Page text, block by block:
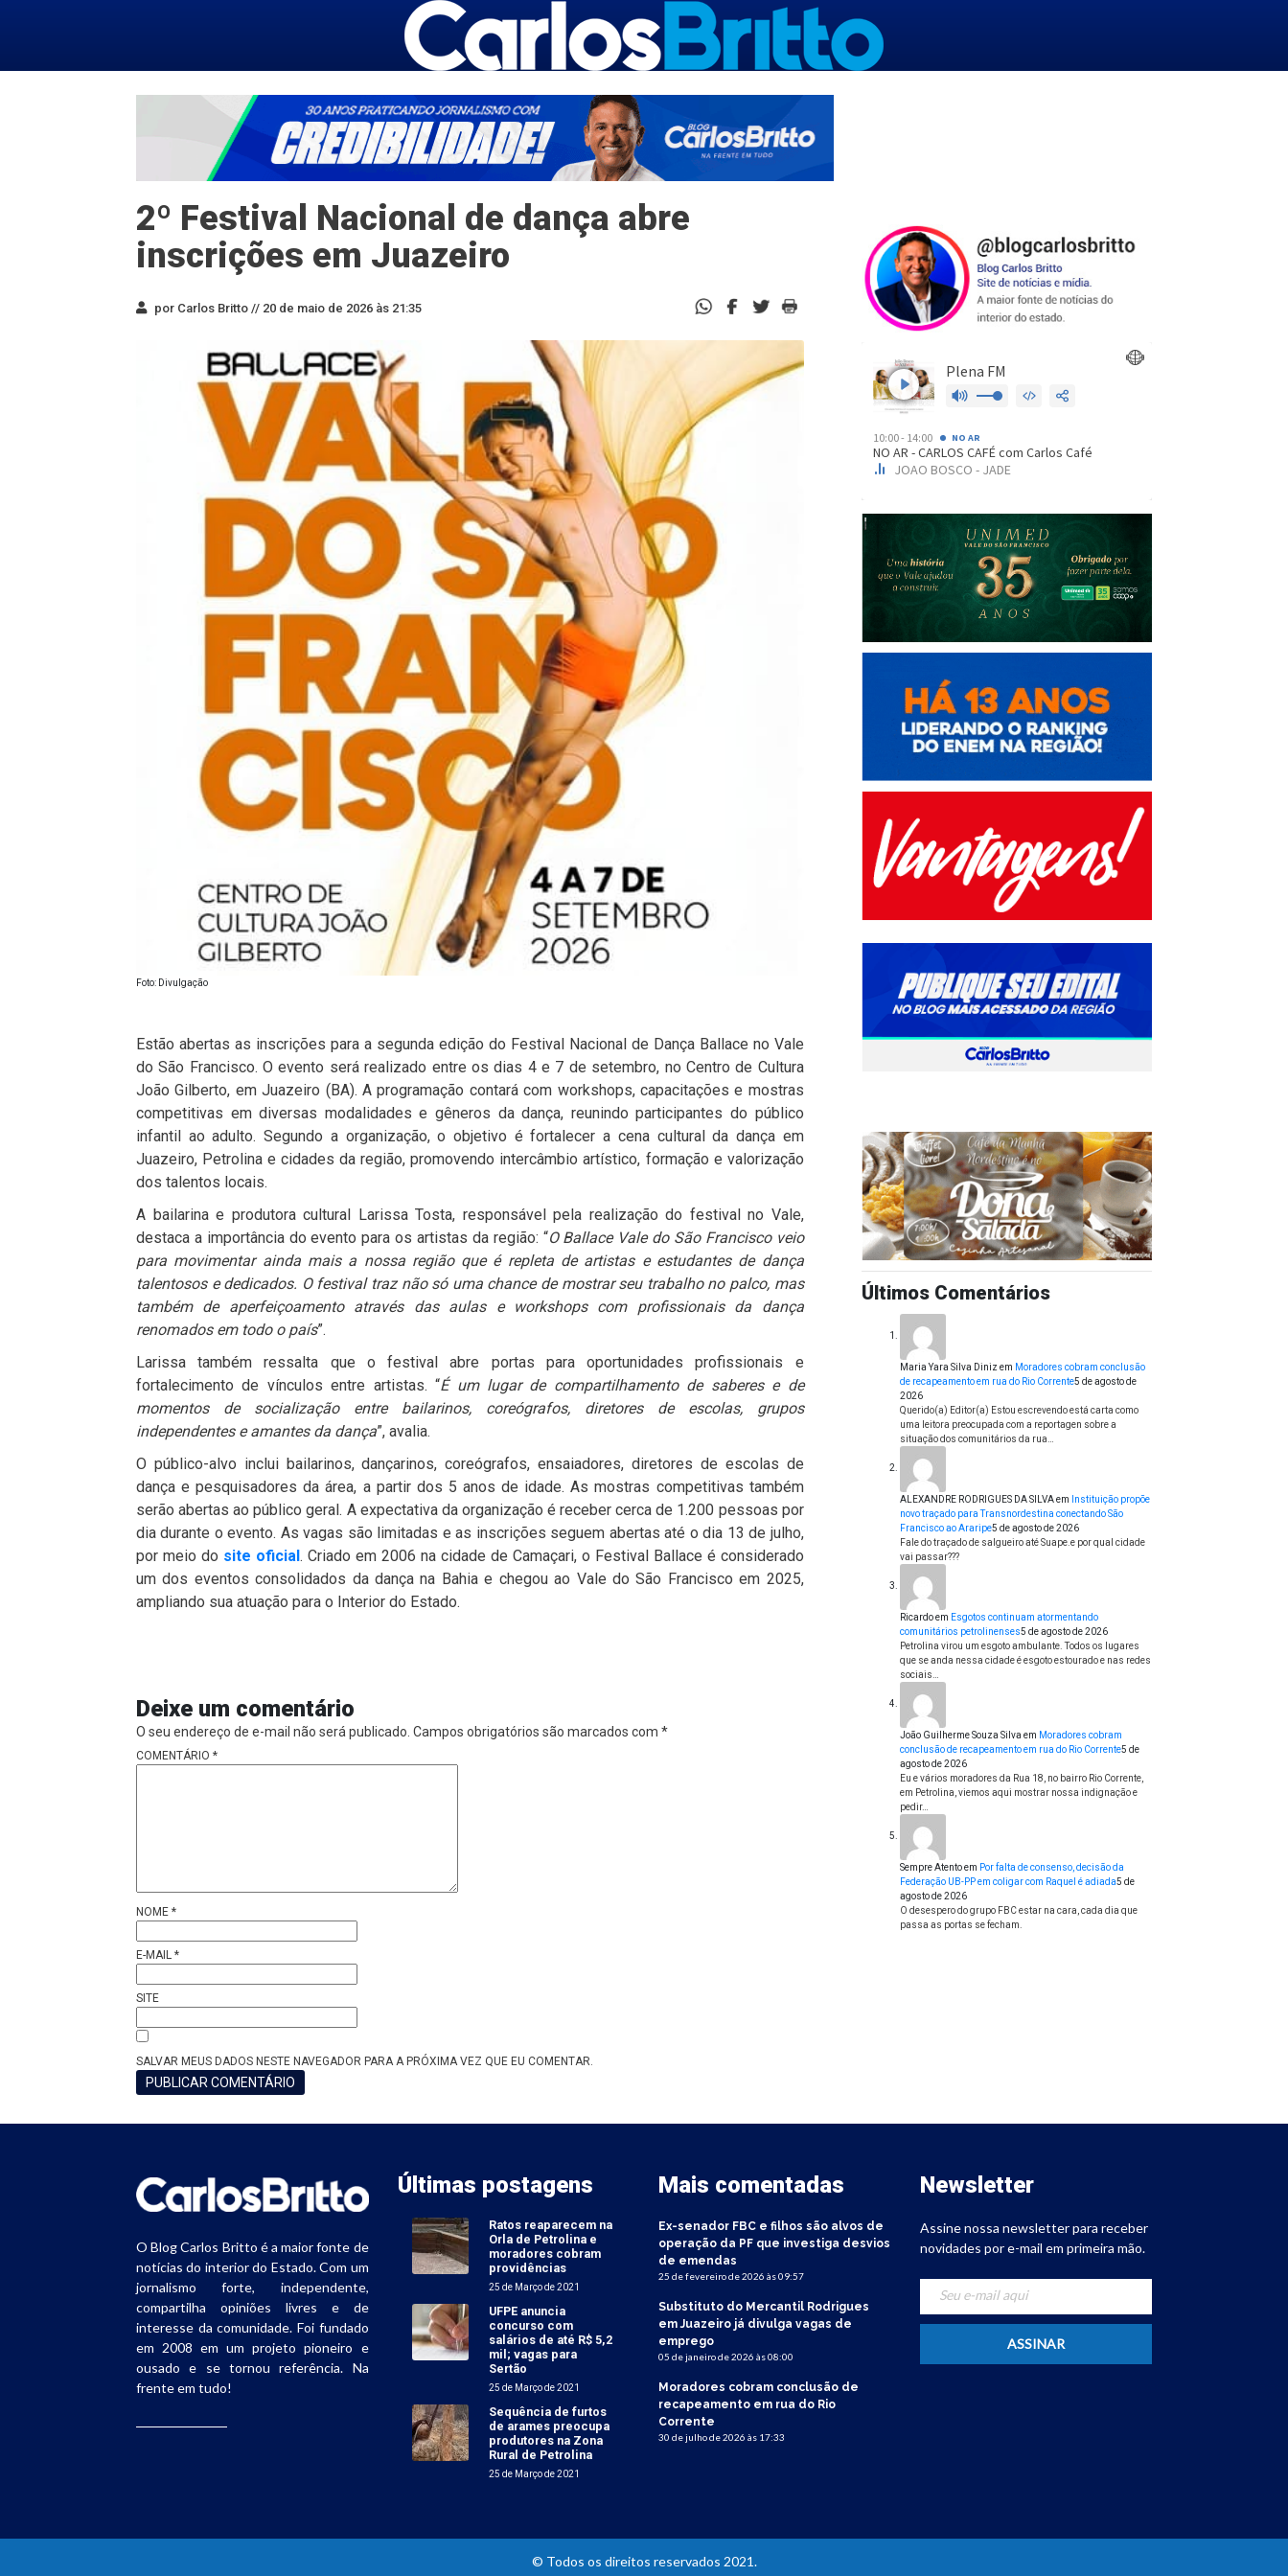
2º Festival Nacional de dança abre
inscrições em Juazeiro
por Carlos Britto // 20 de maio de 2026 às 21:35
Foto: Divulgação
Estão abertas as inscrições para a segunda edição do Festival Nacional de Dança Ballace no Vale
do São Francisco. O evento será realizado entre os dias 4 e 7 de setembro, no Centro de Cultura
João Gilberto, emJuazeiro (BA). A programação contará com workshops, capacitações e mostras
competitivas em diversas modalidades e gêneros da dança, reunindo participantes do público
infantil ao adulto. Segundo a organização, o objetivo é fortalecer a cena cultural da dança em
Juazeiro, Petrolina e cidades da região, promovendo intercâmbio artístico, formação e valorização
dos talentos locais.
A bailarina e produtora cultural
Larissa Tosta, responsável pela realização do festival no Vale,
destaca a importância do evento para os artistas da região: “O Ballace Vale do São Francisco veio
para movimentar ainda mais a nossa região que é repleta de artistas e estudantes de dança
talentosos e dedicados. O festival traz não só uma chance de mostrar seu trabalho no palco, mas
também de aperfeiçoamento através das aulas e workshops com profissionais da dança
renomados em todo o país”.
Larissa também ressalta que o festival abre portas para oportunidades profissionais e
fortalecimento de vínculos entre artistas. “É um lugar de compartilhamento de saberes e de
momentos de socialização entre bailarinos, coreógrafos, diretores de escolas, grupos
independentes e amantes da dança”, avalia.
O público-alvo inclui bailarinos, dançarinos, coreógrafos, ensaiadores, diretores de escolas de
dança e pesquisadores da área, a partir dos 5 anos de idade. As mostras competitivas também
serão abertas ao público geral. A expectativa da organização é receber cerca de 1.200 pessoas por
dia durante o evento. As vagas são limitadas e as inscrições seguem abertas até o dia 13 de julho,
por meio do site oficial . Criado em 2006 na cidade de Camaçari, o Festival Ballace é considerado
um dos eventos consolidados da dança na Bahia e chegou ao Vale do São Francisco em 2025,
ampliando sua atuação para o Interior do Estado.
Deixe um comentário
O seu endereço de e-mail não será publicado. Campos obrigatórios são marcados com *
COMENTÁRIO *
NOME *
E-MAIL *
SITE
SALVAR MEUS DADOS NESTE NAVEGADOR PARA A PRÓXIMA VEZ QUE EU COMENTAR.
Últimos Comentários
Maria Yara Silva Diniz em Moradores cobram conclusão
de recapeamento em rua do Rio Corrente5 de agosto de
2026
Querido(a) Editor(a) Estou escrevendo está carta como
uma leitora preocupada com a reportagen sobre a
situação dos comunitários da rua…
ALEXANDRE RODRIGUES DA SILVAem
Instituição propõe
novo traçado para Transnordestina conectando São
Francisco ao Araripe5 de agosto de 2026
Fale do traçado de salgueiro até Suape.e por qual cidade
vai passar???
Ricardoem Esgotos continuam atormentando
comunitários petrolinenses5 de agosto de 2026
Petrolina virou um esgoto ambulante. Todos os lugares
que se anda nessa cidade é esgoto estourado e nas redes
sociais…
João Guilherme Souza Silva em Moradores cobram
conclusão de recapeamento em rua do Rio Corrente5 de
agosto de 2026
Eu e vários moradores da Rua 18, no bairro Rio Corrente,
em Petrolina, viemos aqui mostrar nossa indignação e
pedir…
Sempre Atentoem Por falta de consenso, decisão da
Federação UB-PP em coligar com Raquel é adiada5 de
agosto de 2026
O desespero do grupo FBC estar na cara, cada dia que
passa as portas se fecham.
O Blog Carlos Britto é a maior fonte de
notícias do interior do Estado. Com um
jornalismo forte, independente,
compartilha opiniões livres e de
interesse da comunidade. Foi fundado
em 2008 em um projeto pioneiro e
ousado e se tornou referência. Na
frente em tudo!
Últimas postagens
Ratos reaparecem na
Orla de Petrolina e
moradores cobram
providências
25 de Março de 2021
UFPE anuncia
concurso com
salários de até R$ 5,2
mil; vagas para
Sertão
25 de Março de 2021
Sequência de furtos
de arames preocupa
produtores na Zona
Rural de Petrolina
25 de Março de 2021
Mais comentadas
Ex-senador FBC e filhos são alvos de
operação da PF que investiga desvios
de emendas
25 de fevereiro de 2026 às 09:57
Substituto do Mercantil Rodrigues
em Juazeiro já divulga vagas de
emprego
05 de janeiro de 2026 às 08:00
Moradores cobram conclusão de
recapeamento em rua do Rio
Corrente
30 de julho de 2026 às 17:33
Newsletter
Assine nossa newsletter para receber
novidades por e-mail em primeira mão.
© Todos os direitos reservados 2021.